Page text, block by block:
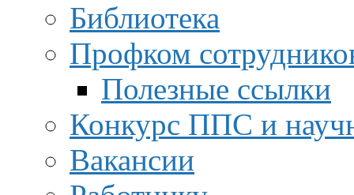
Библиотека
Профком
Полезные ссылки
Конкурс ППС и
Вакансии